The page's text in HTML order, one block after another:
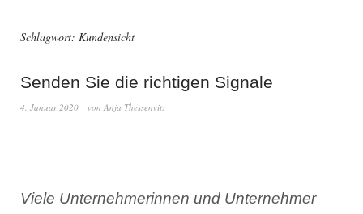
Schlagwort: Kundensicht
Senden Sie die richtigen Signale
4. Januar 2020 von Anja Thessenvitz
Viele Unternehmerinnen und Unternehmer